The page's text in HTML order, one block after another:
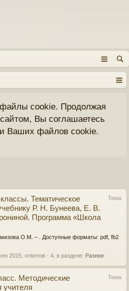
файлы cookie. Продолжая
Вы соглашаетесь
Ваших файлов cookie.
Тема
Тематическое
Р. Н. Бунеева, Е. В.
Программа «Школа
О.М. – . Доступные форматы: pdf, fb2
2015 , ответов - 4, в разделе: Разное
Тема
Методические
учителя